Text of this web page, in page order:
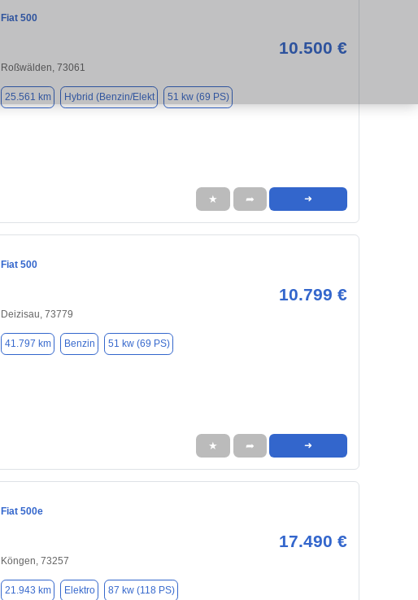
Fiat 500
10.500 €
Roßwälden, 73061
25.561 km Hybrid (Benzin/Elekt 51 kw (69 PS)
★ ➦ ➜
Fiat 500
10.799 €
Deizisau, 73779
41.797 km Benzin 51 kw (69 PS)
★ ➦ ➜
Fiat 500e
17.490 €
Köngen, 73257
21.943 km Elektro 87 kw (118 PS)